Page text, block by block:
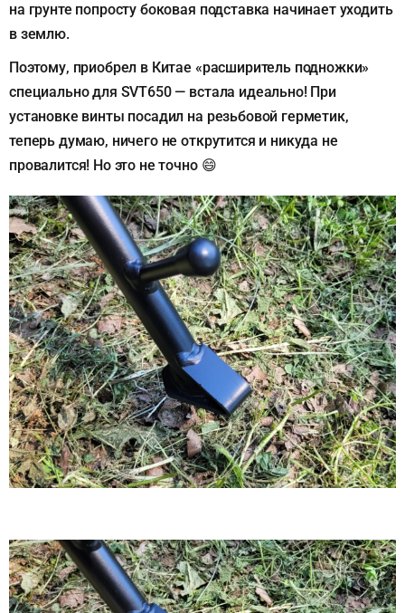
на грунте попросту боковая подставка начинает уходить
в землю.
Поэтому, приобрел в Китае «расширитель подножки»
специально для SVT650 — встала идеально! При
установке винты посадил на резьбовой герметик,
теперь думаю, ничего не открутится и никуда не
провалится! Но это не точно 😄